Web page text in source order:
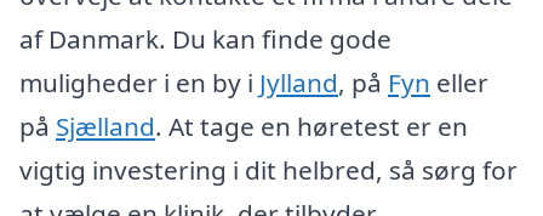
af Danmark. Du kan finde gode
muligheder i en by i Jylland, på Fyn eller
på Sjælland. At tage en høretest er en
vigtig investering i dit helbred, så sørg for